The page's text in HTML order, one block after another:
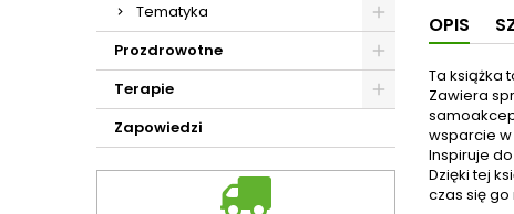
Tematyka
Prozdrowotne
Terapie
Zapowiedzi
OPIS
Ta książka
Zawiera
wsparcie
Inspiruje
Dzięki tej
czas się go